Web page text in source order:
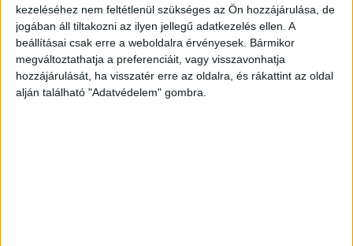
kezeléséhez nem feltétlenül szükséges az Ön hozzájárulása, de
jogában áll tiltakozni az ilyen jellegű adatkezelés ellen. A
beállításai csak erre a weboldalra érvényesek. Bármikor
megváltoztathatja a preferenciáit, vagy visszavonhatja
hozzájárulását, ha visszatér erre az oldalra, és rákattint az oldal
alján található "Adatvédelem" gombra.
Facebook Email